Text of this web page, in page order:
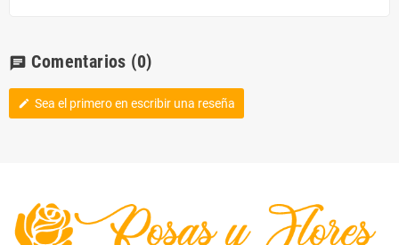
chat Comentarios (0)
edit Sea el primero en escribir una reseña